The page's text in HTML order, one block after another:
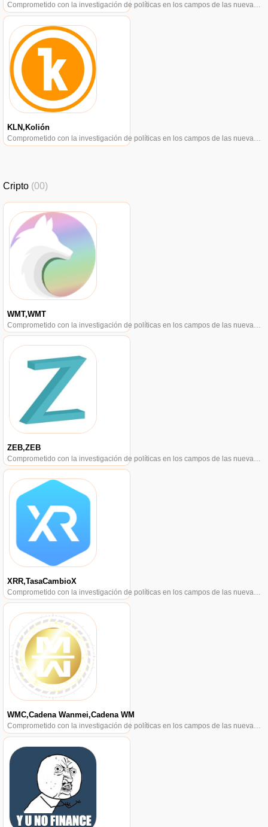
Comprometido con la investigación de políticas en los campos de las nuevas finanzas, las finanzas internacionales y los mercados financieros.
KLN,Kolión
Comprometido con la investigación de políticas en los campos de las nuevas finanzas, las finanzas internacionales y los mercados financieros.
Cripto (00)
WMT,WMT
ZEB,ZEB
Comprometido con la investigación de políticas en los campos de las nuevas finanzas, las finanzas internacionales y los mercados financieros.
XRR,TasaCambioX
Comprometido con la investigación de políticas en los campos de las nuevas finanzas, las finanzas internacionales y los mercados financieros.
WMC,Cadena Wanmei,Cadena WM
Comprometido con la investigación de políticas en los campos de las nuevas finanzas, las finanzas internacionales y los mercados financieros.